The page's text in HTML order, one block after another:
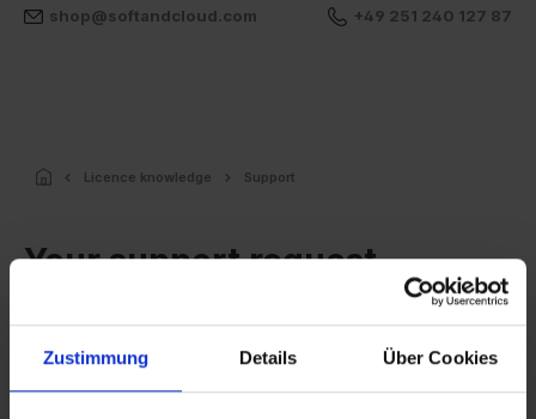
Zustimmung Details Über Cookies
shop@softandcloud.com +49 251 240 127 87
Licence knowledge Support
Your support request
concerns, our support team is here to assist you and
work with you to find the right solution. Please send us